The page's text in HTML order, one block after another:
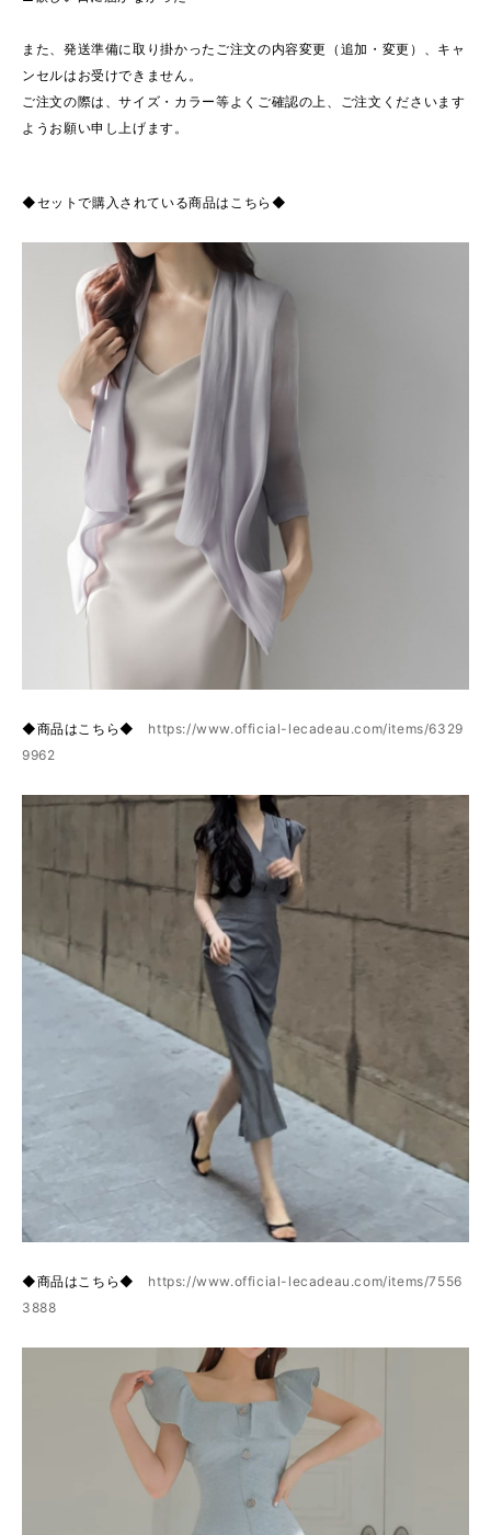
また、発送準備に取り掛かったご注文の内容変更（追加・変更）、キャ
ンセルはお受けできません。
ご注文の際は、サイズ・カラー等よくご確認の上、ご注文くださいます
ようお願い申し上げます。
◆セットで購入されている商品はこちら◆
◆商品はこちら◆ https://www.official-lecadeau.com/items/6329
9962
◆商品はこちら◆ https://www.official-lecadeau.com/items/7556
3888